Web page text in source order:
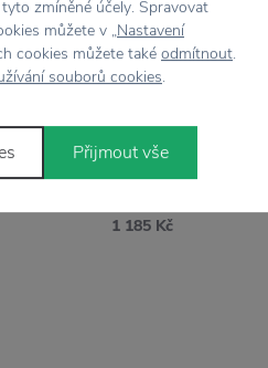
Čajová konvička Bea
1 185 Kč
zmíněné účely. Spravovat
můžete v „Nastavení
cookies můžete také odmítnout.
souborů cookies.
Přijmout vše